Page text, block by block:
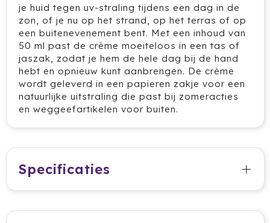
HappyGlass
HappyTruffel
Herschel
Igloo
Impliva
Janzen
je huid tegen uv-straling tijdens een dag in de
zon, of je nu op het strand, op het terras of op
een buitenevenement bent. Met een inhoud van
50 ml past de crème moeiteloos in een tas of
jaszak, zodat je hem de hele dag bij de hand
hebt en opnieuw kunt aanbrengen. De crème
wordt geleverd in een papieren zakje voor een
natuurlijke uitstraling die past bij zomeracties
en weggeefartikelen voor buiten.
Specificaties